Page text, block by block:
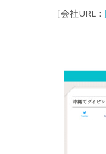
［会社URL：